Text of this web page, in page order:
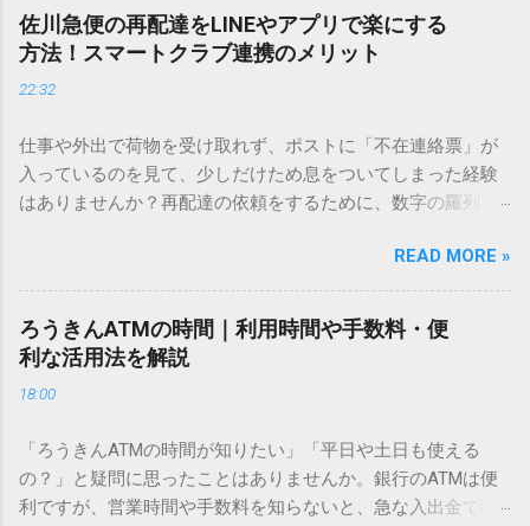
し、似た漢字が多すぎて結局見つからないことも少なくあり
ません。 そこで今回は、IMEパッドを使わずに、特定のコー
ドを打ち込むだけで一瞬で旧字や外字、特殊記号を呼び出す
「文字コード入力」のテクニックを詳しく解説します。 この
必要はありません。 1. なぜ「変換」しても旧字・外字が出て
こないのか？ そもそも、なぜ普通の変換で出てこない漢字が
あるのでしょうか。その理由は、パソコンが文字を認識する
は、JIS規格（日本産業規格）によって「第1水準」「第2水
準」といった形で整理されています。しかし、人名や地名に
使われる非常に古い漢字（旧字）や、特定の組織だけで作ら
れた「外字」は、この一般的な変換リストに含まれていない
ン上のすべての文字には、いわば「住所」のような番号が割
り振られています。変換候補に出ない文字でも、この住所
（コード）を直接指定すれば、確実に呼び出すことができる
佐川急便の再配達をLINEやアプリで楽にする
方法！スマートクラブ連携のメリット
22:32
仕事や外出で荷物を受け取れず、ポストに「不在連絡票」が
入っているのを見て、少しだけため息をついてしまった経験
はありませんか？再配達の依頼をするために、数字の羅列を
ことに申し訳なさを感じたりすることもあるかもしれませ
ん。 「もっとスムーズに、自分のタイミングで受け取りた
い」 「わざわざ電話をかけずに、スマホ一つで完結させた
い」 そんな願いを叶えてくれるのが、佐川急便の会員制サー
ビス「スマートクラブ」と、LINEや公式アプリの連携です。
これらを活用するだけで、再配達のストレスは驚くほど軽く
受け取り術と、連携による具体的なメリットを徹底解説しま
す。 佐川急便の再配達が劇的に変わる「スマートクラブ」と
は？ まず押さえておきたいのが、佐川急便の個人向け無料会
READ MORE »
ろうきんATMの時間｜利用時間や手数料・便
利な活用法を解説
18:00
「ろうきんATMの時間が知りたい」「平日や土日も使える
の？」と疑問に思ったことはありませんか。銀行のATMは便
利ですが、営業時間や手数料を知らないと、急な入出金で困